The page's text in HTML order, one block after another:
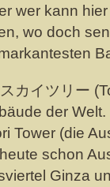
wer kann
wo doch
カイツリー
der
Tower (die
schon
Ginza